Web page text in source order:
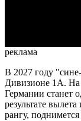
реклама
В 2027 году
Дивизионе 1А. На
Германии станет
результате
рангу,